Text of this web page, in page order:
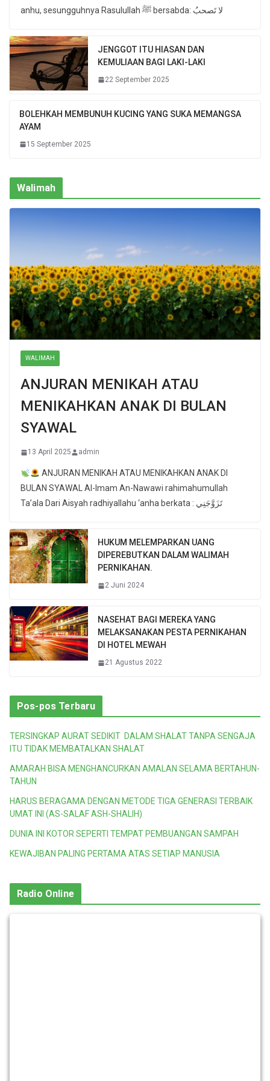
anhu, sesungguhnya Rasulullah ﷺ bersabda: لا تَصحبُ
JENGGOT ITU HIASAN DAN
KEMULIAAN BAGI LAKI-LAKI
22 September 2025
BOLEHKAH MEMBUNUH KUCING YANG SUKA MEMANGSA
AYAM
15 September 2025
Walimah
WALIMAH
ANJURAN MENIKAH ATAU
MENIKAHKAN ANAK DI BULAN
SYAWAL
13 April 2025 admin
ANJURAN MENIKAH ATAU MENIKAHKAN ANAK DI
BULAN SYAWAL Al-Imam An-Nawawi rahimahumullah
Ta’ala Dari Aisyah radhiyallahu ‘anha berkata : تَزَوَّجَنِي
HUKUM MELEMPARKAN UANG
DIPEREBUTKAN DALAM WALIMAH
PERNIKAHAN.
2 Juni 2024
NASEHAT BAGI MEREKA YANG
MELAKSANAKAN PESTA PERNIKAHAN
DI HOTEL MEWAH
21 Agustus 2022
Pos-pos Terbaru
TERSINGKAP AURAT SEDIKIT DALAM SHALAT TANPA SENGAJA
ITU TIDAK MEMBATALKAN SHALAT
AMARAH BISA MENGHANCURKAN AMALAN SELAMA BERTAHUN-
TAHUN
HARUS BERAGAMA DENGAN METODE TIGA GENERASI TERBAIK
UMAT INI (AS-SALAF ASH-SHALIH)
DUNIA INI KOTOR SEPERTI TEMPAT PEMBUANGAN SAMPAH
KEWAJIBAN PALING PERTAMA ATAS SETIAP MANUSIA
Radio Online